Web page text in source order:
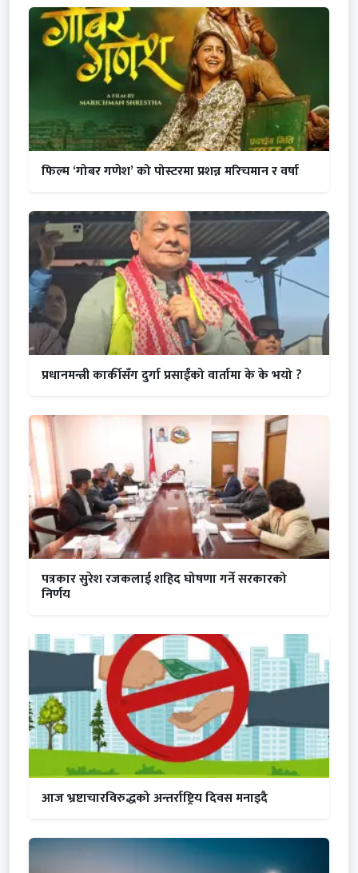
फिल्म ‘गोबर गणेश’ को पोस्टरमा प्रशन्न मरिचमान र वर्षा
प्रधानमन्त्री कार्कीसँग दुर्गा प्रसाईंको वार्तामा के के भयो ?
पत्रकार सुरेश रजकलाई शहिद घोषणा गर्ने सरकारको
निर्णय
आज भ्रष्टाचारविरुद्धको अन्तर्राष्ट्रिय दिवस मनाइदै